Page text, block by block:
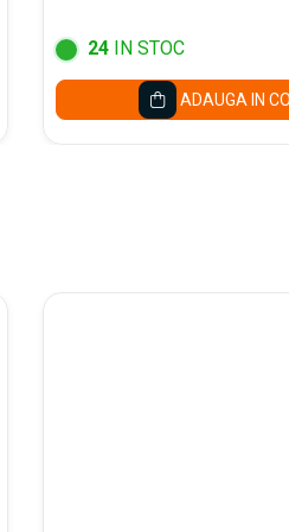
24IN STOC
ADAUGA IN